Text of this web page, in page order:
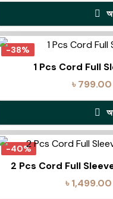
-38%
1 Pcs Cord Full
৳799.00
-40%
2 Pcs Cord Full
৳1,499.00